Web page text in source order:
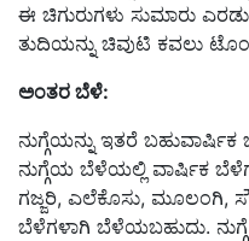
ಈ ಚಿಗುರುಗಳು ಸುಮಾರು
ತುದಿಯನ್ನು ಚಿವುಟಿ ಕವಲು
ಅಂತರ ಬೆಳೆ:
ನುಗ್ಗೆಯನ್ನು ಇತರೆ
ನುಗ್ಗೆಯ ಬೆಳೆಯಲ್ಲಿ ವಾರ್ಷಿಕ
ಗಜ್ಜರಿ, ಎಲೆಕೊಸು, ಮೂಲಂಗಿ,
ಬೆಳೆಗಳಾಗಿ ಬೆಳೆಯಬಹುದು.